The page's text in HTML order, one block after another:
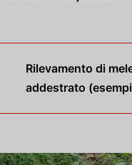
Rilevamento di
addestrato